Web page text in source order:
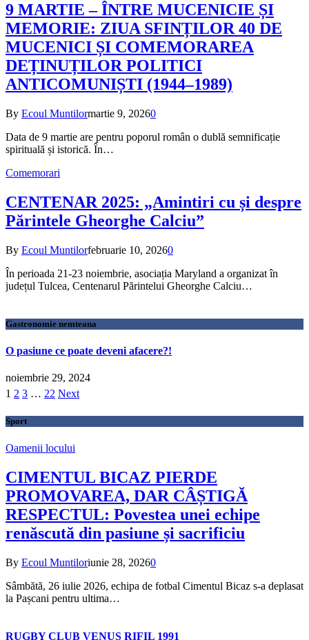
9 MARTIE – ÎNTRE MUCENICIE ȘI
MEMORIE: ZIUA SFINȚILOR 40 DE
MUCENICI ȘI COMEMORAREA
DEȚINUȚILOR POLITICI
ANTICOMUNIȘTI (1944–1989)
By Ecoul Muntilormartie 9, 20260
Data de 9 martie are pentru poporul român o dublă semnificație
spirituală și istorică. În…
Comemorari
CENTENAR 2025: „Amintiri cu și despre
Părintele Gheorghe Calciu”
By Ecoul Muntilorfebruarie 10, 20260
În perioada 21-23 noiembrie, asociația Maryland a organizat în
județul Tulcea, Centenarul Părintelui Gheorghe Calciu…
Gastronomie nemteana
O pasiune ce poate deveni afacere?!
noiembrie 29, 2024
1 2 3 … 22 Next
Sport
Oamenii locului
CIMENTUL BICAZ PIERDE
PROMOVAREA, DAR CÂȘTIGĂ
RESPECTUL: Povestea unei echipe
renăscută din pasiune și sacrificiu
By Ecoul Muntiloriunie 28, 20260
Sâmbătă, 26 iulie 2026, echipa de fotbal Cimentul Bicaz s-a deplasat
la Pașcani pentru ultima…
RUGBY CLUB VENUS RIFIL 1991